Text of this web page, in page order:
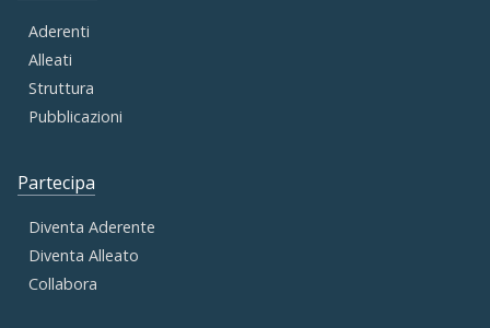
Aderenti
Alleati
Struttura
Pubblicazioni
Partecipa
Diventa Aderente
Diventa Alleato
Collabora